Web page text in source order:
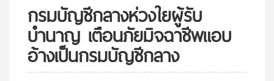
กรมบัญชีกลางห่วงใยผู้รับ
บำนาญ เตือนภัยมิจฉาชีพแอบ
อ้างเป็นกรมบัญชีกลาง